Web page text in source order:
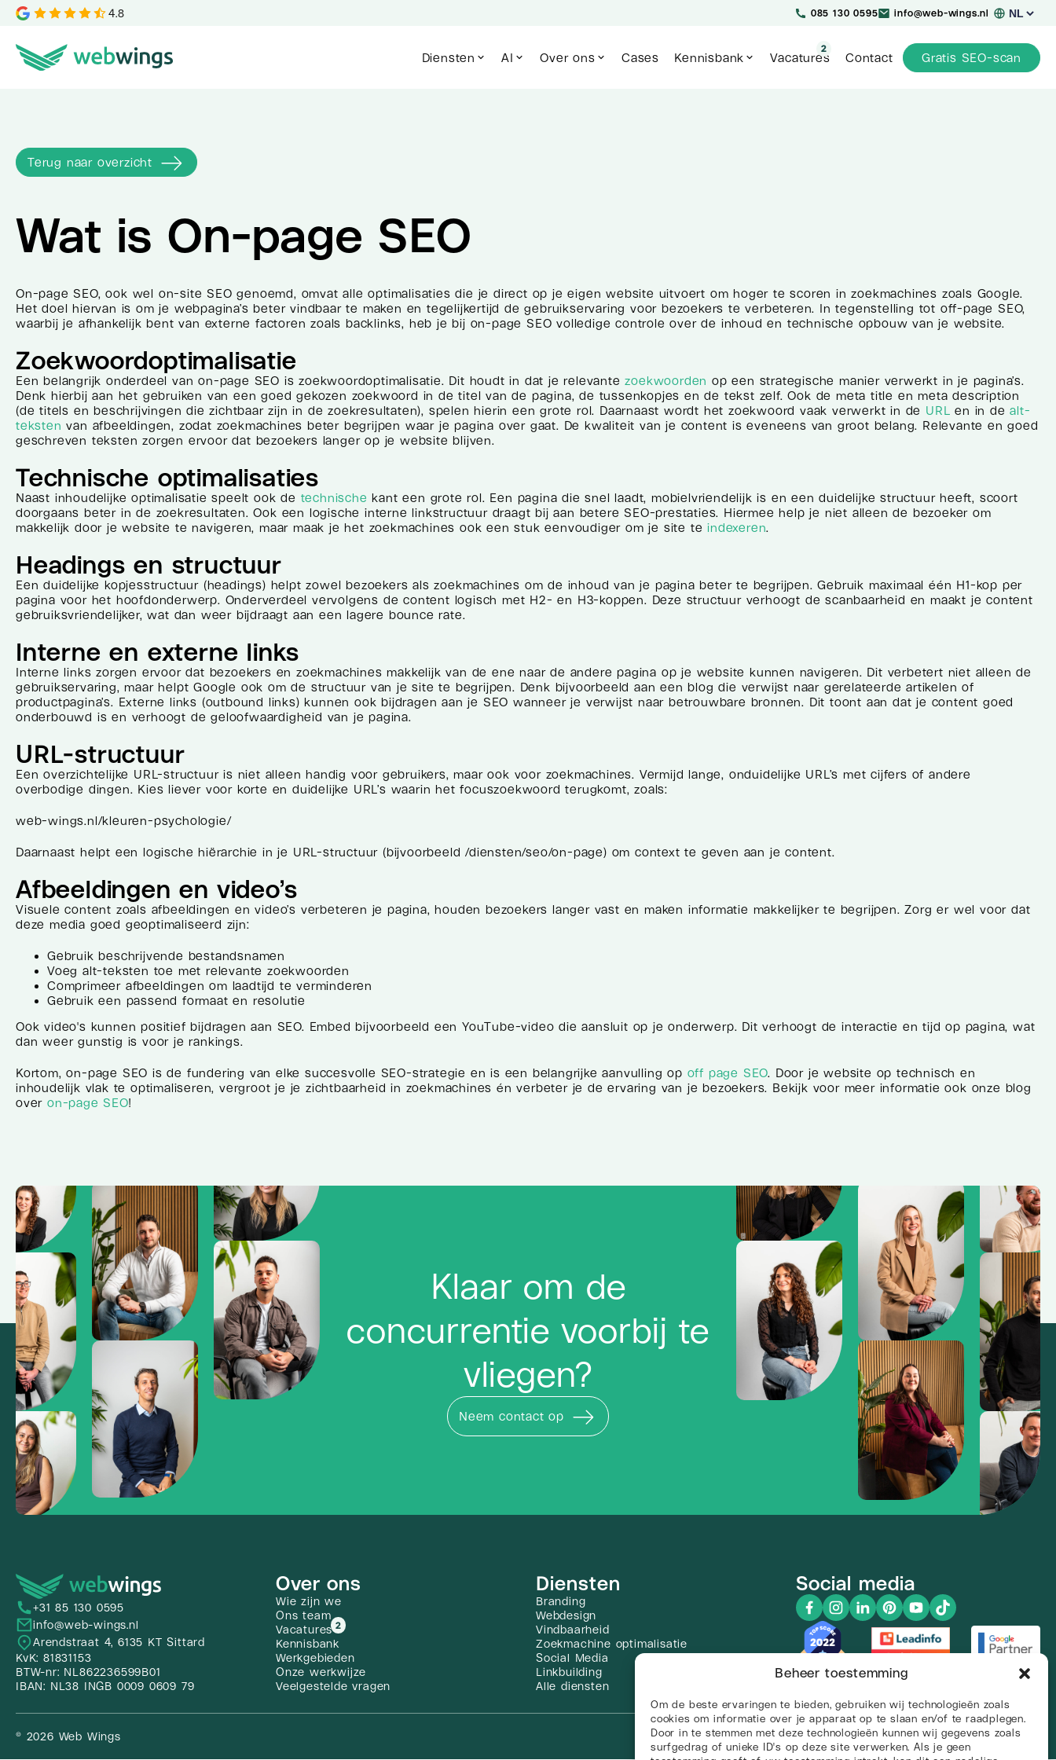
Beheer toestemming
Om de beste ervaringen te bieden, gebruiken wij technologieën zoals
cookies om informatie over je apparaat op te slaan en/of te raadplegen.
Door in te stemmen met deze technologieën kunnen wij gegevens zoals
surfgedrag of unieke ID's op deze site verwerken. Als je geen
4.8 085 130 0595 info@web-wings.nl
Kies
taal
Diensten
AI Over ons Cases Kennisbank Vacatures
2
Contact Gratis SEO-scan
Terug naar overzicht
Wat is On-page SEO
On-page SEO, ook wel on-site SEO genoemd, omvat alle optimalisaties die je direct op je eigen website uitvoert om hoger te scoren in zoekmachines zoals Google.
Het doel hiervan is om je webpagina’s beter vindbaar te maken en tegelijkertijd de gebruikservaring voor bezoekers te verbeteren. In tegenstelling tot off-page SEO,
waarbij je afhankelijk bent van externe factoren zoals backlinks, heb je bij on-page SEO volledige controle over de inhoud en technische opbouw van je website.
Zoekwoordoptimalisatie
Een belangrijk onderdeel van on-page SEO is zoekwoordoptimalisatie. Dit houdt in dat je relevantezoekwoorden op een strategische manier verwerkt in je pagina’s.
Denk hierbij aan het gebruiken van een goed gekozen zoekwoord in de titel van de pagina, de tussenkopjes en de tekst zelf. Ook de meta title en meta description
(de titels en beschrijvingen die zichtbaar zijn in de zoekresultaten), spelen hierin een grote rol. Daarnaast wordt het zoekwoord vaak verwerkt in de URL en in dealt-
teksten van afbeeldingen, zodat zoekmachines beter begrijpen waar je pagina over gaat. De kwaliteit van je content is eveneens van groot belang. Relevante en goed
geschreven teksten zorgen ervoor dat bezoekers langer op je website blijven.
Technische optimalisaties
Naast inhoudelijke optimalisatie speelt ook de technische kant een grote rol. Een pagina die snel laadt, mobielvriendelijk is en een duidelijke structuur heeft, scoort
doorgaans beter in de zoekresultaten. Ook een logische interne linkstructuur draagt bij aan betere SEO-prestaties. Hiermee help je niet alleen de bezoeker om
makkelijk door je website te navigeren, maar maak je het zoekmachines ook een stuk eenvoudiger om je site teindexeren.
Headings en structuur
Een duidelijke kopjesstructuur (headings) helpt zowel bezoekers als zoekmachines om de inhoud van je pagina beter te begrijpen. Gebruik maximaal één H1-kop per
pagina voor het hoofdonderwerp. Onderverdeel vervolgens de content logisch met H2- en H3-koppen. Deze structuur verhoogt de scanbaarheid en maakt je content
gebruiksvriendelijker, wat dan weer bijdraagt aan een lagere bounce rate.
Interne en externe links
Interne links zorgen ervoor dat bezoekers en zoekmachines makkelijk van de ene naar de andere pagina op je website kunnen navigeren. Dit verbetert niet alleen de
gebruikservaring, maar helpt Google ook om de structuur van je site te begrijpen. Denk bijvoorbeeld aan een blog die verwijst naar gerelateerde artikelen of
productpagina’s. Externe links (outbound links) kunnen ook bijdragen aan je SEO wanneer je verwijst naar betrouwbare bronnen. Dit toont aan dat je content goed
onderbouwd is en verhoogt de geloofwaardigheid van je pagina.
URL-structuur
Een overzichtelijke URL-structuur is niet alleen handig voor gebruikers, maar ook voor zoekmachines. Vermijd lange, onduidelijke URL’s met cijfers of andere
overbodige dingen. Kies liever voor korte en duidelijke URL’s waarin het focuszoekwoord terugkomt, zoals:
web-wings.nl/kleuren-psychologie/
Daarnaast helpt een logische hiërarchie in je URL-structuur (bijvoorbeeld /diensten/seo/on-page) om context te geven aan je content.
Afbeeldingen en video’s
Visuele content zoals afbeeldingen en video’s verbeteren je pagina, houden bezoekers langer vast en maken informatie makkelijker te begrijpen. Zorg er wel voor dat
deze media goed geoptimaliseerd zijn:
Gebruik beschrijvende bestandsnamen
Voeg alt-teksten toe met relevante zoekwoorden
Comprimeer afbeeldingen om laadtijd te verminderen
Gebruik een passend formaat en resolutie
Ook video's kunnen positief bijdragen aan SEO. Embed bijvoorbeeld een YouTube-video die aansluit op je onderwerp. Dit verhoogt de interactie en tijd op pagina, wat
dan weer gunstig is voor je rankings.
Kortom, on-page SEO is de fundering van elke succesvolle SEO-strategie en is een belangrijke aanvulling op off page SEO. Door je website op technisch en
inhoudelijk vlak te optimaliseren, vergroot je je zichtbaarheid in zoekmachines én verbeter je de ervaring van je bezoekers. Bekijk voor meer informatie ook onze blog
over on-page SEO!
Klaar om de
concurrentie voorbij te
vliegen?
Neem contact op
+31 85 130 0595
info@web-wings.nl
Arendstraat 4, 6135 KT Sittard
KvK: 81831153
BTW-nr: NL862236599B01
IBAN: NL38 INGB 0009 0609 79
Over ons
Wie zijn we
Ons team
Vacatures 2
Kennisbank
Werkgebieden
Onze werkwijze
Veelgestelde vragen
Diensten
Branding
Webdesign
Vindbaarheid
Zoekmachine optimalisatie
Social Media
Linkbuilding
Alle diensten
Social media
© 2026 Web Wings SitemapAlgemene voorwaardenPrivacyverklaring